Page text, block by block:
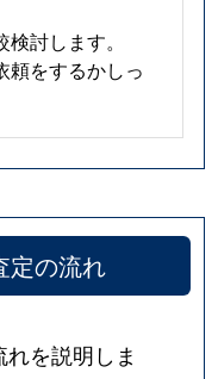
討します。
頼をするかしっ
定の流れ
を説明しま